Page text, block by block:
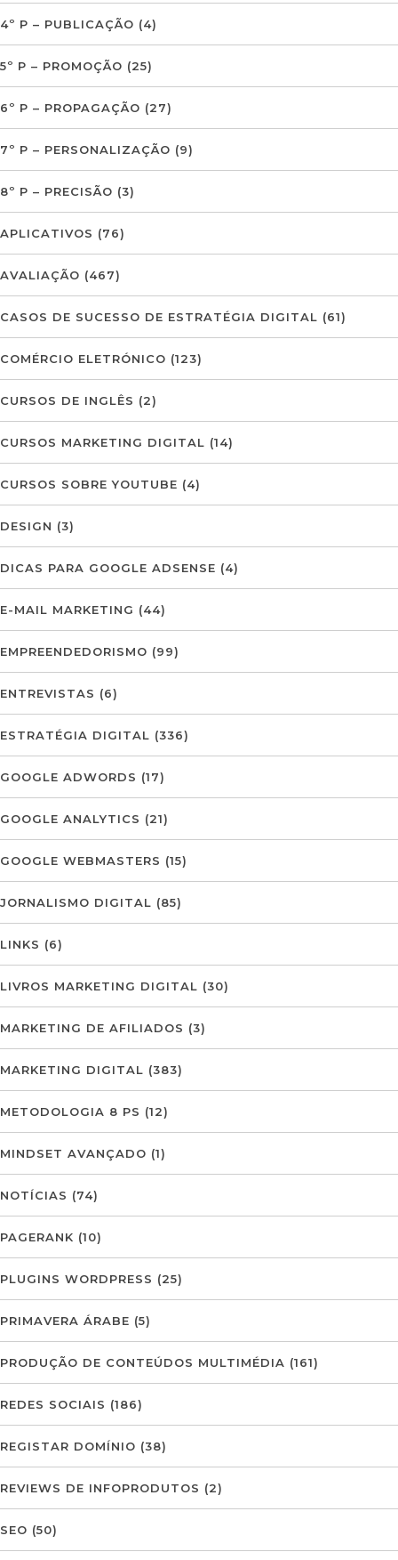
4º P – PUBLICAÇÃO (4)
5º P – PROMOÇÃO (25)
6º P – PROPAGAÇÃO (27)
7º P – PERSONALIZAÇÃO (9)
8º P – PRECISÃO (3)
APLICATIVOS (76)
AVALIAÇÃO (467)
CASOS DE SUCESSO DE ESTRATÉGIA DIGITAL (61)
COMÉRCIO ELETRÓNICO (123)
CURSOS DE INGLÊS (2)
CURSOS MARKETING DIGITAL (14)
CURSOS SOBRE YOUTUBE (4)
DESIGN (3)
DICAS PARA GOOGLE ADSENSE (4)
E-MAIL MARKETING (44)
EMPREENDEDORISMO (99)
ENTREVISTAS (6)
ESTRATÉGIA DIGITAL (336)
GOOGLE ADWORDS (17)
GOOGLE ANALYTICS (21)
GOOGLE WEBMASTERS (15)
JORNALISMO DIGITAL (85)
LINKS (6)
LIVROS MARKETING DIGITAL (30)
MARKETING DE AFILIADOS (3)
MARKETING DIGITAL (383)
METODOLOGIA 8 PS (12)
MINDSET AVANÇADO (1)
NOTÍCIAS (74)
PAGERANK (10)
PLUGINS WORDPRESS (25)
PRIMAVERA ÁRABE (5)
PRODUÇÃO DE CONTEÚDOS MULTIMÉDIA (161)
REDES SOCIAIS (186)
REGISTAR DOMÍNIO (38)
REVIEWS DE INFOPRODUTOS (2)
SEO (50)